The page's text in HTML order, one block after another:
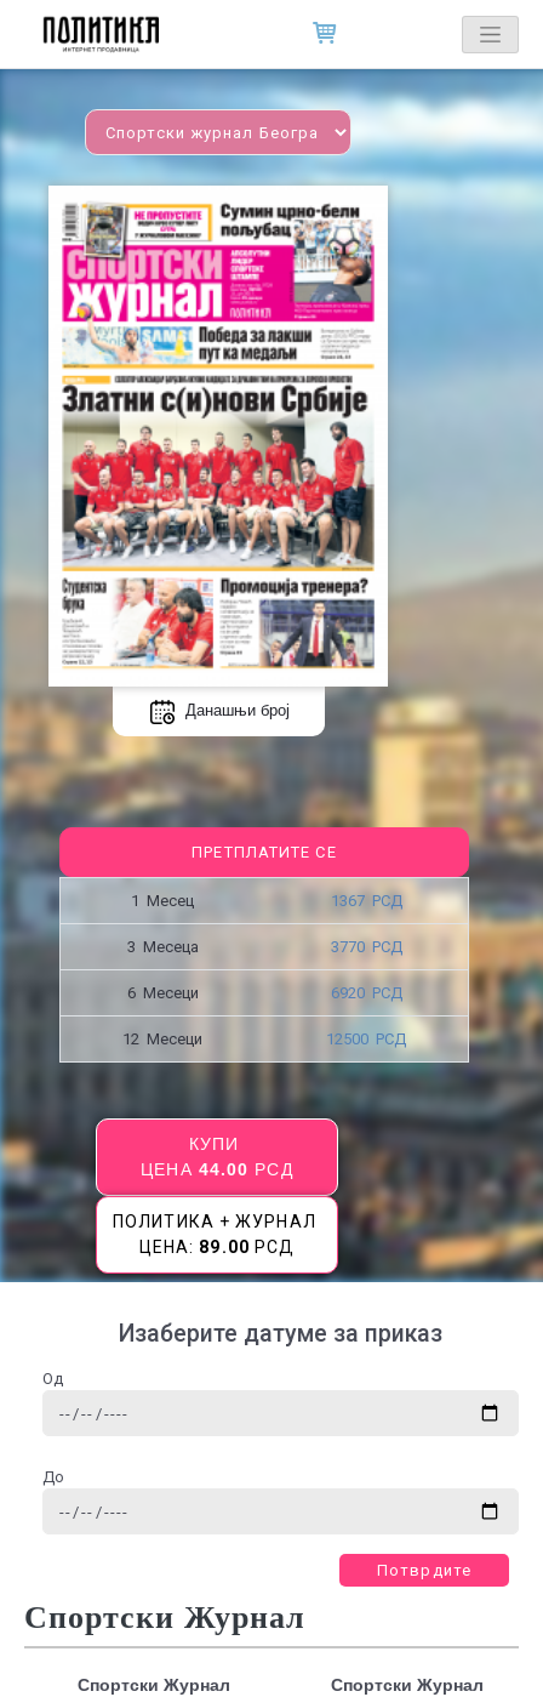
Данашњи број
ПРЕТПЛАТИТЕ СЕ
1 Месец 1367 РСД
3 Месецa 3770 РСД
6 Месеци 6920 РСД
12 Месеци 12500 РСД
КУПИ
ЦЕНА 44.00 РСД
ПОЛИТИКА + ЖУРНАЛ
ЦЕНА: 89.00 РСД
Изаберите датуме за приказ
Од
До
Потврдите
Спортски Журнал
Спортски Журнал
Спортски Журнал